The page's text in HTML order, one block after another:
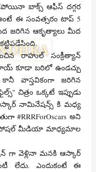
బాక్స్ ఆఫీస్ దగ్గర
ఈ సంవత్సరం టాప్ 5
జరిగిన ఆకృత్యాలు మీద
రాహుల్ సంక్రీత్యాన్
కూడా బరిలో ఉండచ్చు
వాస్తవికంగా జరిగిన
చిత్రం ఒక్కటే ఇప్పుడు
నామినేషన్స్ కి మధ్య
#RRRForOscars అని
సోషల్ మీడియా మాధ్యమాల
గా వెళ్లినా మనకి ఆస్కార్
లేదు. ఎందుకంటే ఈ